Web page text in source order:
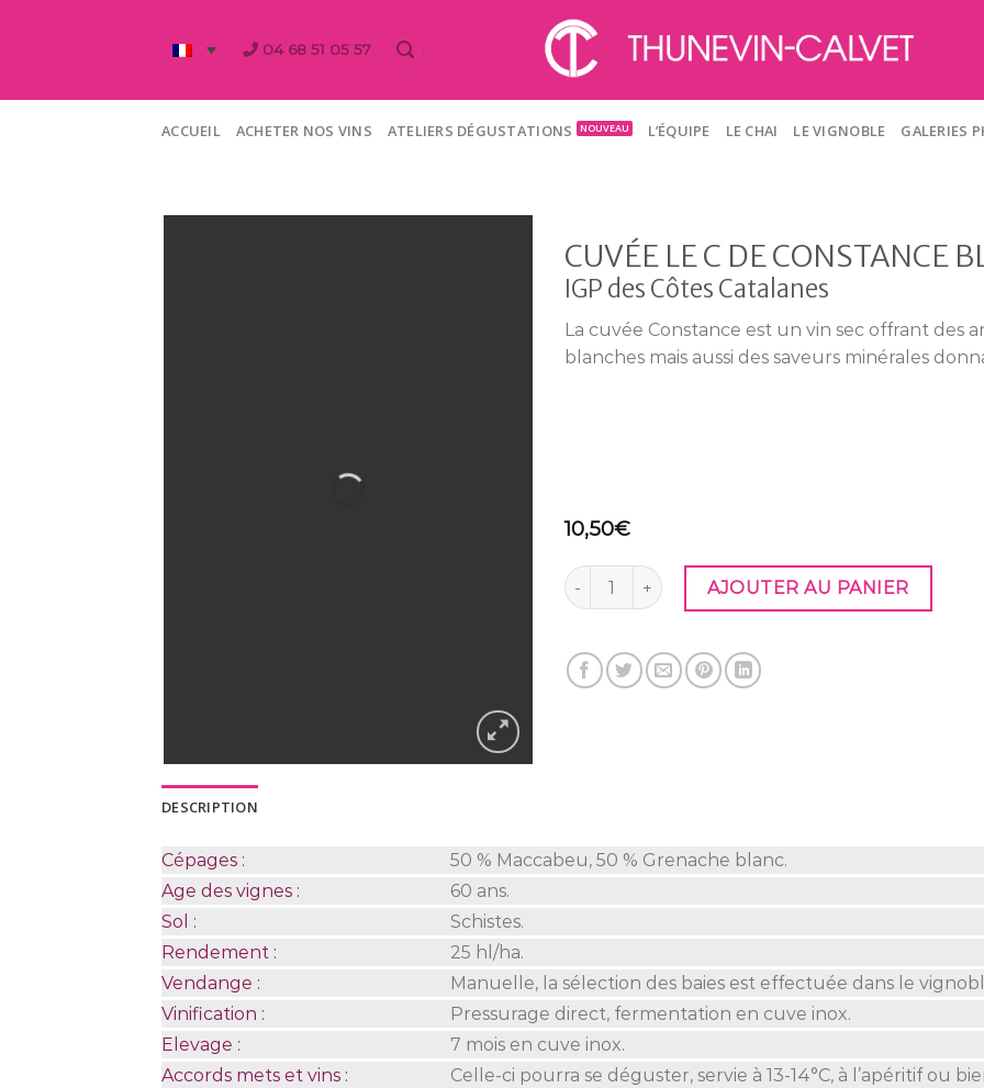
04 68 51 05 57
ACCUEIL ACHETER NOS VINS ATELIERS DÉGUSTATIONS L’ÉQUIPE LE CHAI LE VIGNOBLE GALERIES
CUVÉE LE C DE CONSTANCE
IGP des Côtes Catalanes
La cuvée Constance est un vin sec offrant des
blanches mais aussi des saveurs minérales
10,50€
quantité de Cuvée Le C de CONSTANCE BLANC 2025
AJOUTER AU PANIER
DESCRIPTION
Cépages :
50 % Maccabeu, 50 % Grenache blanc.
Age des vignes :
60 ans.
Sol :
Schistes.
Rendement :
25 hl/ha.
Vendange :
Manuelle, la sélection des baies est effectuée dans le
Vinification :
Pressurage direct, fermentation en cuve inox.
Elevage :
7 mois en cuve inox.
Accords mets et vins :
Celle-ci pourra se déguster, servie à 13-14°C, à l’apéritif ou